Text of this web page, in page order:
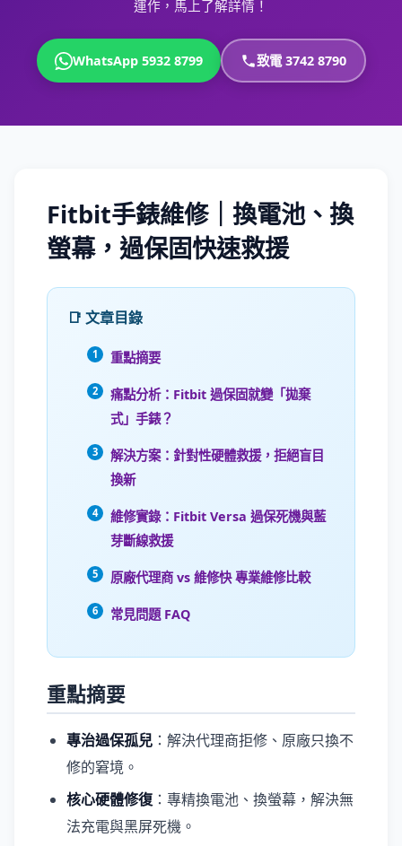
運作，馬上了解詳情！
WhatsApp 5932 8799 致電 3742 8790
Fitbit手錶維修｜換電池、換
螢幕，過保固快速救援
📑 文章目錄
重點摘要
痛點分析：Fitbit 過保固就變「拋棄
式」手錶？
解決方案：針對性硬體救援，拒絕盲目
換新
維修實錄：Fitbit Versa 過保死機與藍
芽斷線救援
原廠代理商 vs 維修快 專業維修比較
常見問題 FAQ
重點摘要
專治過保孤兒 ：解決代理商拒修、原廠只換不
修的窘境。
核心硬體修復 ：專精換電池、換螢幕，解決無
法充電與黑屏死機。